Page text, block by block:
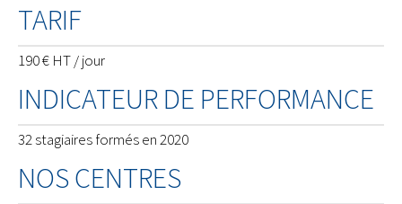
TARIF
190 € HT / jour
INDICATEUR DE PERFORMANCE
32 stagiaires formés en 2020
NOS CENTRES